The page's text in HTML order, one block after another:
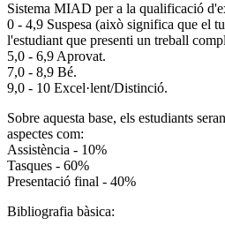
Sistema MIAD per a la qualificació
0 - 4,9 Suspesa (això significa que el
l'estudiant que presenti un treball
5,0 - 6,9 Aprovat.
7,0 - 8,9 Bé.
9,0 - 10 Excel·lent/Distinció.
Sobre aquesta base, els estudiants
aspectes com:
Assistència - 10%
Tasques - 60%
Presentació final - 40%
Bibliografia bàsica: